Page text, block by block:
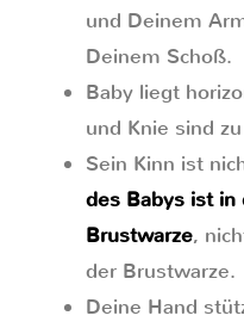
und Deinem
Deinem Schoß.
Baby liegt
und Knie sind
Sein Kinn ist
des Babys ist in
Brustwarze,
der Brustwarze.
Deine Hand